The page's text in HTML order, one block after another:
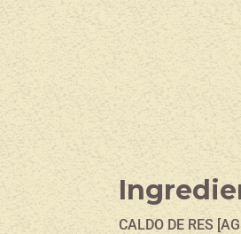
CALDO DE RES